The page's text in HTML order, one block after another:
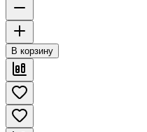
В корзину